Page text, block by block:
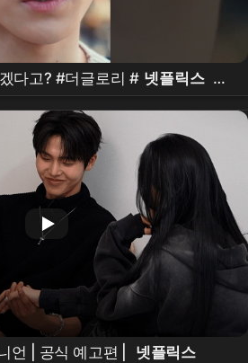
다고? #더글로리 # 넷플릭스 #
드라마
언 | 공식 예고편 | 넷플릭스